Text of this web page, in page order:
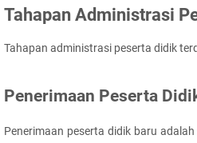
Tahapan Administrasi
Tahapan administrasi peserta didik
Penerimaan Peserta
Penerimaan peserta didik baru